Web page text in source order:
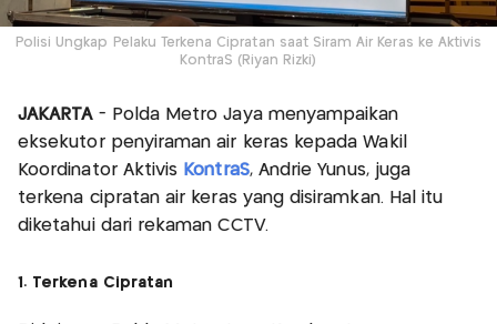
Polisi Ungkap Pelaku Terkena Cipratan saat Siram Air Keras ke Aktivis
KontraS (Riyan Rizki)
JAKARTA- Polda Metro Jaya menyampaikan
eksekutor penyiraman air keras kepada Wakil
Koordinator Aktivis KontraS, Andrie Yunus, juga
terkena cipratan air keras yang disiramkan. Hal itu
diketahui dari rekaman CCTV.
1. Terkena Cipratan